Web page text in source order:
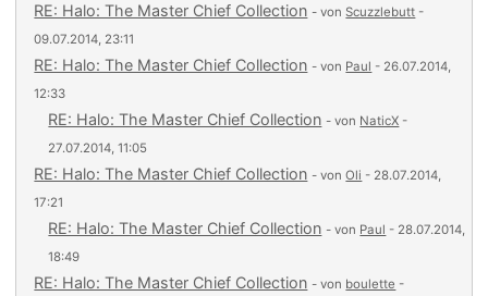
RE: Halo: The Master Chief Collection - vonScuzzlebutt -
09.07.2014, 23:11
RE: Halo: The Master Chief Collection - von Paul - 26.07.2014,
12:33
RE: Halo: The Master Chief Collection - von NaticX -
27.07.2014, 11:05
RE: Halo: The Master Chief Collection - vonOli - 28.07.2014,
17:21
RE: Halo: The Master Chief Collection - von Paul - 28.07.2014,
18:49
RE: Halo: The Master Chief Collection - von boulette -